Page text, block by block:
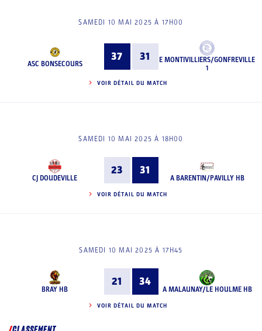
SAMEDI 10 MAI 2025 À 17H00
ASC BONSECOURS
37 31
E MONTIVILLIERS/GONFREVILLE
1
VOIR DÉTAIL DU MATCH
SAMEDI 10 MAI 2025 À 18H00
CJ DOUDEVILLE
23 31
A BARENTIN/PAVILLY HB
VOIR DÉTAIL DU MATCH
SAMEDI 10 MAI 2025 À 17H45
BRAY HB
21 34
A MALAUNAY/LE HOULME HB
VOIR DÉTAIL DU MATCH